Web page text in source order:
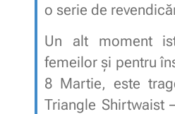
o serie de
Un alt moment
femeilor şi pentru
8 Martie, este
Triangle Shirtwaist